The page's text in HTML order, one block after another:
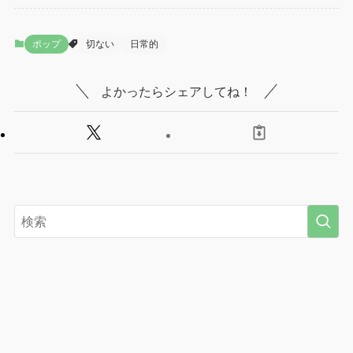
ポップ 切ない 日常的
よかったらシェアしてね！